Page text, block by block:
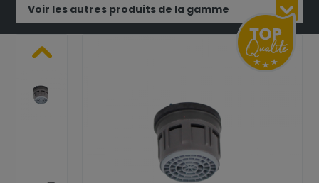
Voir les autres produits de la gamme